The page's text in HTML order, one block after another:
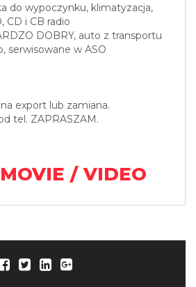
do wypoczynku, klimatyzacja,
CD i CB radio
DOBRY, auto z transportu
serwisowane w ASO
export lub zamiana.
tel. ZAPRASZAM.
/ VIDEO